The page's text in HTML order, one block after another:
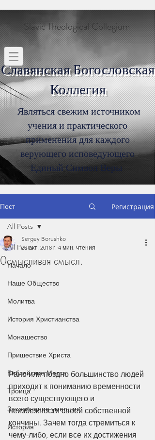
Slavic Theological Collegium
Славянская Богословская
Коллегия
Являться свежим источником
учения и практического
применения для каждого
верующего исповедующего
Единый Символ Веры
Пост Регистрация
All Posts
Начало
Наше Общество
Молитва
История Христианства
Монашество
Пришествие Христа
Библейские Места
Троица
Захоронение умерших
История
All Posts
Осмысливая смысл.
Sergey Borushko
29 окт. 2018 г. 4 мин. чтения
Рано или поздно большинство людей
приходит к пониманию временности
всего существующего и
неизбежности своей собственной
кончины. Зачем тогда стремиться к
чему-либо, если все их достижения